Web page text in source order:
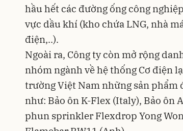
hầu hết các đường ống công
vực dầu khí (kho chứa LNG, nhà
điện,..).
Ngoài ra, Công ty còn mở rộng
nhóm ngành về hệ thống Cơ điện
trường Việt Nam những sản phẩm
như: Bảo ôn K-Flex (Italy), Bảo ôn
phun sprinkler Flexdrop Yong